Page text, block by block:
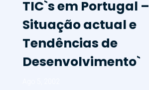
TIC`s em Portugal –
Situação actual e
Tendências de
Desenvolvimento`